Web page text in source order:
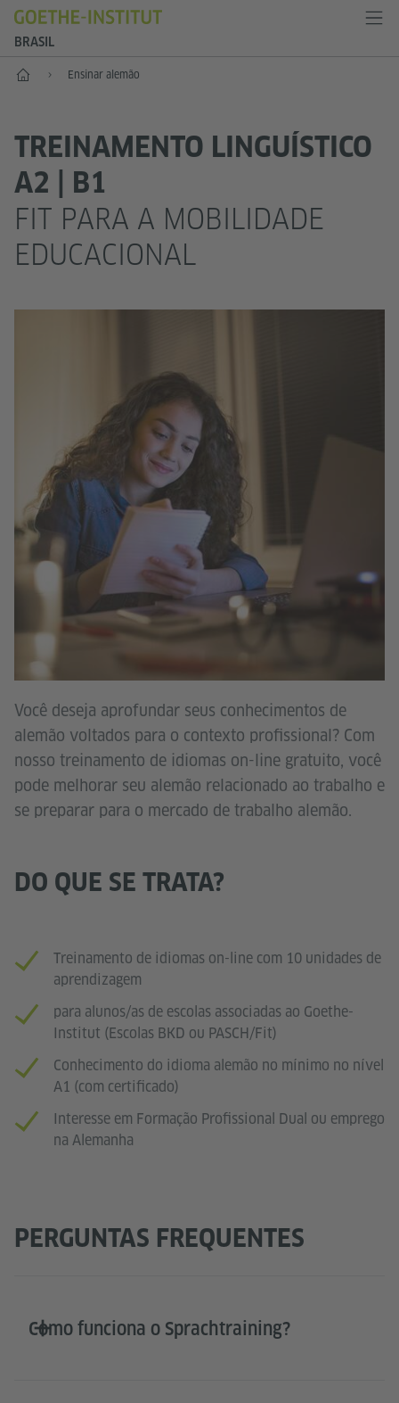
BRASIL
Principal Ensinar alemão
TREINAMENTO LINGUÍSTICO
A2 | B1
FIT PARA A MOBILIDADE
EDUCACIONAL
Você deseja aprofundar seus conhecimentos de
alemão voltados para o contexto profissional? Com
nosso treinamento de idiomas on-line gratuito, você
pode melhorar seu alemão relacionado ao trabalho e
se preparar para o mercado de trabalho alemão.
DO QUE SE TRATA?
Treinamento de idiomas on-line com 10 unidades de
aprendizagem
para alunos/as de escolas associadas ao Goethe-
Institut (Escolas BKD ou PASCH/Fit)
Conhecimento do idioma alemão no mínimo no nível
A1 (com certificado)
Interesse em Formação Profissional Dual ou emprego
na Alemanha
PERGUNTAS FREQUENTES
Como funciona o Sprachtraining?